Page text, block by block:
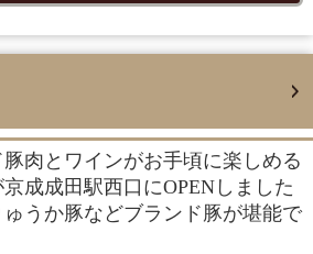
肉とワインがお手頃に楽しめる
成成田駅西口にOPENしました
うか豚などブランド豚が堪能で